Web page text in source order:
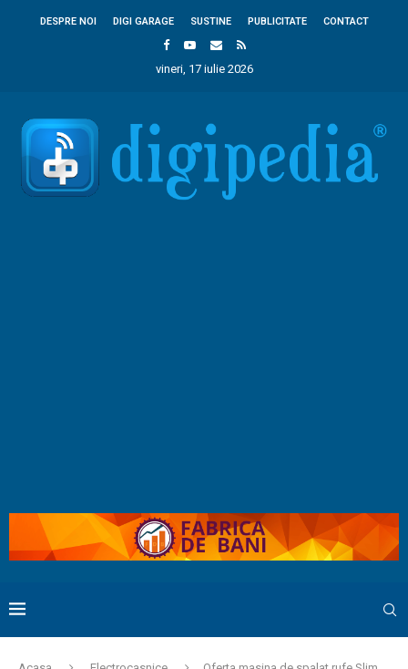
DESPRE NOI DIGI GARAGE SUSTINE PUBLICITATE CONTACT
vineri, 17 iulie 2026